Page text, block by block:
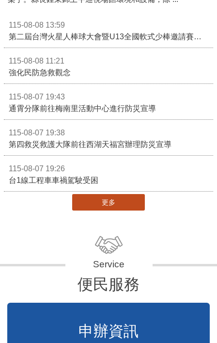
115-08-08 13:59
第二屆台灣火星人棒球大會暨U13全國軟式少棒邀請賽在苗栗舉辦
115-08-08 11:21
強化民防急救觀念
115-08-07 19:43
通霄分隊前往梅南里活動中心進行防災宣導
115-08-07 19:38
第四救災救護大隊前往西湖天福宮辦理防災宣導
115-08-07 19:26
台1線工程車車禍駕駛受困
更多
便民服務
申辦資訊